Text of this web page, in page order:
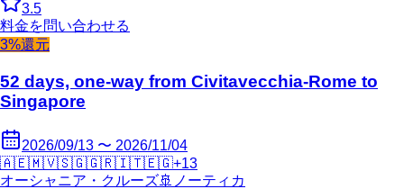
3.5
料金を問い合わせる
3%還元
52 days, one-way from Civitavecchia-Rome to
Singapore
2026/09/13 〜 2026/11/04
🇦🇪🇲🇻🇸🇬🇬🇷🇮🇹🇪🇬+13
オーシャニア・クルーズ🚢 ノーティカ